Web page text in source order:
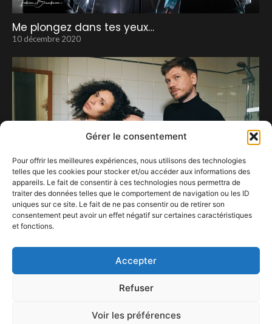
Gérer le consentement
Pour offrir les meilleures expériences, nous utilisons des technologies
telles que les cookies pour stocker et/ou accéder aux informations des
appareils. Le fait de consentir à ces technologies nous permettra de
traiter des données telles que le comportement de navigation ou les ID
uniques sur ce site. Le fait de ne pas consentir ou de retirer son
consentement peut avoir un effet négatif sur certaines caractéristiques
et fonctions.
Accepter
Refuser
Voir les préférences
Me plongez dans tes yeux…
10 décembre 2020
28 janvier 2021